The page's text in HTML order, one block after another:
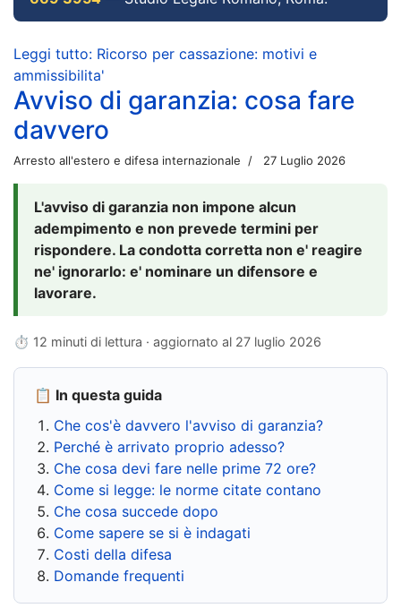
Leggi tutto: Ricorso per cassazione: motivi e
ammissibilita'
Avviso di garanzia: cosa fare
davvero
Arresto all'estero e difesa internazionale 27 Luglio 2026
L'avviso di garanzia non impone alcun
adempimento e non prevede termini per
rispondere. La condotta corretta non e' reagire
ne' ignorarlo: e' nominare un difensore e
lavorare.
⏱ 12 minuti di lettura · aggiornato al 27 luglio 2026
📋 In questa guida
Che cos'è davvero l'avviso di garanzia?
Perché è arrivato proprio adesso?
Che cosa devi fare nelle prime 72 ore?
Come si legge: le norme citate contano
Che cosa succede dopo
Come sapere se si è indagati
Costi della difesa
Domande frequenti